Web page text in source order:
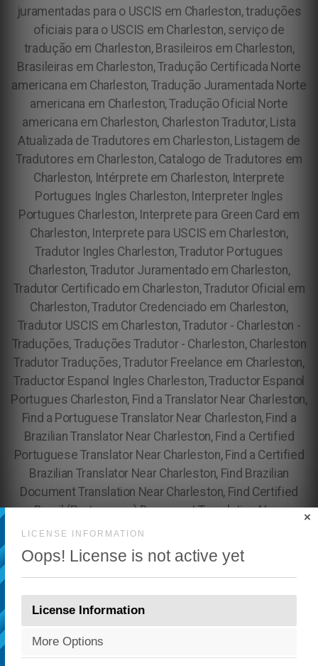
LICENSE INFORMATION
Oops! License is not active yet
×
License Information
More Options